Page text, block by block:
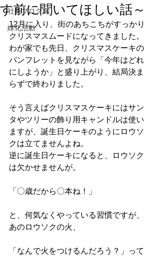
社長ブログ
緑化活動
す前に聞いてほしい話～
12月に入り、街のあちこちがすっかり
クリスマスムードになってきました。
わが家でも先日、クリスマスケーキの
パンフレットを見ながら「今年はどれ
にしようか」と盛り上がり、結局決ま
らずで終わりました。
そう言えばクリスマスケーキにはサン
タやツリーの飾り用キャンドルは使い
ますが、誕生日ケーキのようにロウソ
クは立てませんよね。
逆に誕生日ケーキになると、ロウソク
は欠かせませんが。
​「〇歳だから〇本ね！」
と、何気なくやっている習慣ですが、
あのロウソクの火、
「なんで火をつけるんだろう？」って